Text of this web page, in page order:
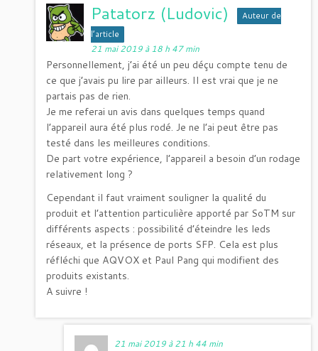
Patatorz (Ludovic)
Auteur de
l’article
21 mai 2019 à 18 h 47 min
Personnellement, j’ai été un peu déçu compte tenu de
ce que j’avais pu lire par ailleurs. Il est vrai que je ne
partais pas de rien.
Je me referai un avis dans quelques temps quand
l’appareil aura été plus rodé. Je ne l’ai peut être pas
testé dans les meilleures conditions.
De part votre expérience, l’appareil a besoin d’un rodage
relativement long ?
Cependant il faut vraiment souligner la qualité du
produit et l’attention particulière apporté par SoTM sur
différents aspects : possibilité d’éteindre les leds
réseaux, et la présence de ports SFP. Cela est plus
réfléchi que AQVOX et Paul Pang qui modifient des
produits existants.
A suivre !
21 mai 2019 à 21 h 44 min